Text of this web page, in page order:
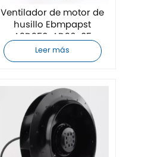
Ventilador de motor de
husillo Ebmpapst
A2D250-AD26-05
Leer más